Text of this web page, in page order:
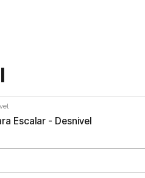
Escalar - Desnivel